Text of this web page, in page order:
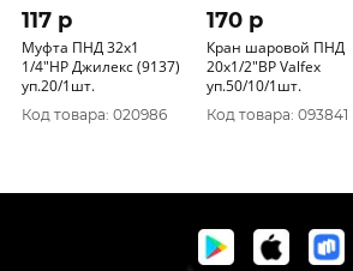
117 p
Муфта ПНД 32х1
1/4"НР Джилекс (9137)
уп.20/1шт.
Код товара: 020986
170 p
Кран шаровой ПНД
20х1/2"ВР Valfex
уп.50/10/1шт.
Код товара: 093841